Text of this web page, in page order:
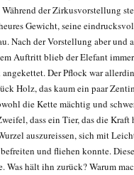
der Zirkusvorstellung
Gewicht, seine
Nach der Vorstellung aber und
Auftritt blieb der Elefant immer
Der Pflock war
Holz, das kaum ein paar
die Kette mächtig und
dass ein Tier, das die
auszureissen, sich mit
und fliehen konnte.
Was hält ihn zurück? Warum